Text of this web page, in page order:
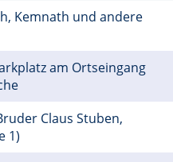
Kemnath und andere
am Ortseingang
Claus Stuben,
1)